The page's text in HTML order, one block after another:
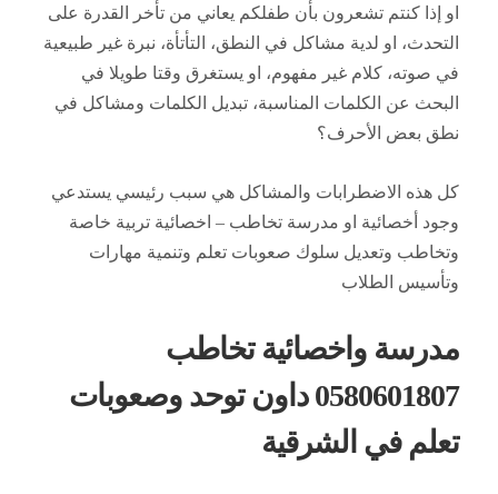
او إذا كنتم تشعرون بأن طفلكم يعاني من تأخر القدرة على
التحدث، او لدية مشاكل في النطق، التأتأة، نبرة غير طبيعية
في صوته، كلام غير مفهوم، او يستغرق وقتا طويلا في
البحث عن الكلمات المناسبة، تبديل الكلمات ومشاكل في
نطق بعض الأحرف؟
كل هذه الاضطرابات والمشاكل هي سبب رئيسي يستدعي
وجود أخصائية او مدرسة تخاطب – اخصائية تربية خاصة
وتخاطب وتعديل سلوك صعوبات تعلم وتنمية مهارات
وتأسيس الطلاب
مدرسة واخصائية تخاطب
0580601807 داون توحد وصعوبات
تعلم في الشرقية